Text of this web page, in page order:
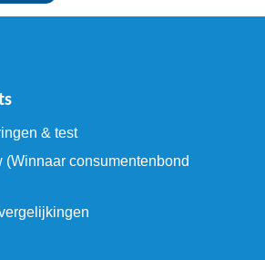
& test
(Winnaar consumentenbond